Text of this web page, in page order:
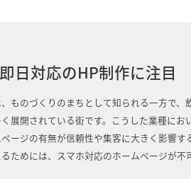
日対応のHP制作に注目
ものづくりのまちとして知られる一方で
展開されている街です。こうした業種に
ージの有無が信頼性や集客に大きく影響
ためには、スマホ対応のホームページが不